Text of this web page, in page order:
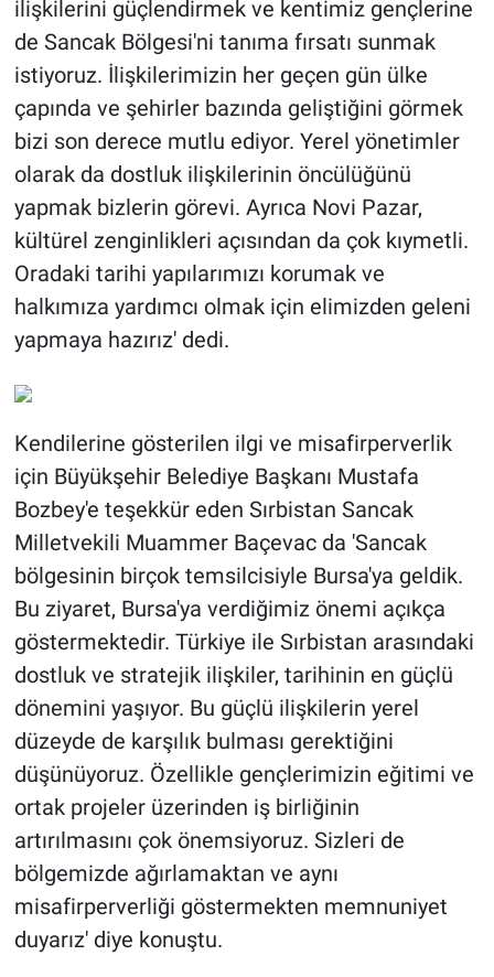
ilişkilerini güçlendirmek ve kentimiz gençlerine
de Sancak Bölgesi'ni tanıma fırsatı sunmak
istiyoruz. İlişkilerimizin her geçen gün ülke
çapında ve şehirler bazında geliştiğini görmek
bizi son derece mutlu ediyor. Yerel yönetimler
olarak da dostluk ilişkilerinin öncülüğünü
yapmak bizlerin görevi. Ayrıca Novi Pazar,
kültürel zenginlikleri açısından da çok kıymetli.
Oradaki tarihi yapılarımızı korumak ve
halkımıza yardımcı olmak için elimizden geleni
yapmaya hazırız' dedi.
Kendilerine gösterilen ilgi ve misafirperverlik
için Büyükşehir Belediye Başkanı Mustafa
Bozbey'e teşekkür eden Sırbistan Sancak
Milletvekili Muammer Baçevac da 'Sancak
bölgesinin birçok temsilcisiyle Bursa'ya geldik.
Bu ziyaret, Bursa'ya verdiğimiz önemi açıkça
göstermektedir. Türkiye ile Sırbistan arasındaki
dostluk ve stratejik ilişkiler, tarihinin en güçlü
dönemini yaşıyor. Bu güçlü ilişkilerin yerel
düzeyde de karşılık bulması gerektiğini
düşünüyoruz. Özellikle gençlerimizin eğitimi ve
ortak projeler üzerinden iş birliğinin
artırılmasını çok önemsiyoruz. Sizleri de
bölgemizde ağırlamaktan ve aynı
misafirperverliği göstermekten memnuniyet
duyarız' diye konuştu.